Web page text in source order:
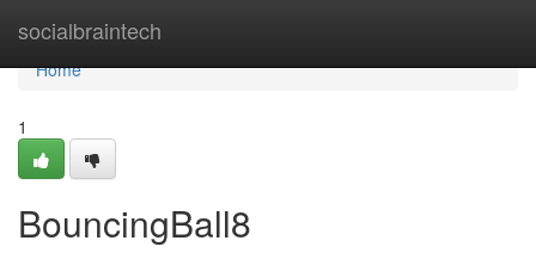
socialbraintech
Home
Home
1
BouncingBall8